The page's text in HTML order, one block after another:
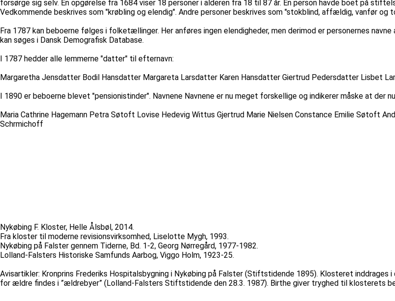
forsørge sig selv. En opgørelse fra 1684 viser 18 personer i alderen fra 18 til 87 år. En person havde boet på
Vedkommende beskrives som "krøbling og elendig". Andre personer beskrives som "stokblind, affældig, vanfør og
Fra 1787 kan beboerne følges i folketællinger. Her anføres ingen elendigheder, men derimod er personernes
kan søges i Dansk Demografisk Database.
I 1787 hedder alle lemmerne "datter" til efternavn:
Margaretha Jensdatter Bodil Hansdatter Margareta Larsdatter Karen Hansdatter Giertrud Pedersdatter Lisbet
I 1890 er beboerne blevet "pensionistinder". Navnene Navnene er nu meget forskellige og indikerer måske at der
Maria Cathrine Hagemann Petra Søtoft Lovise Hedevig Wittus Gjertrud Marie Nielsen Constance Emilie Søtoft
Schrmichoff
Nykøbing F. Kloster, Helle Ålsbøl, 2014.
Fra kloster til moderne revisionsvirksomhed, Liselotte Mygh, 1993.
Nykøbing på Falster gennem Tiderne, Bd. 1-2, Georg Nørregård, 1977-1982.
Lolland-Falsters Historiske Samfunds Aarbog, Viggo Holm, 1923-25.
Avisartikler: Kronprins Frederiks Hospitalsbygning i Nykøbing på Falster (Stiftstidende 1895). Klosteret
for ældre findes i ”ældrebyer” (Lolland-Falsters Stiftstidende den 28.3. 1987). Birthe giver tryghed til klosterets